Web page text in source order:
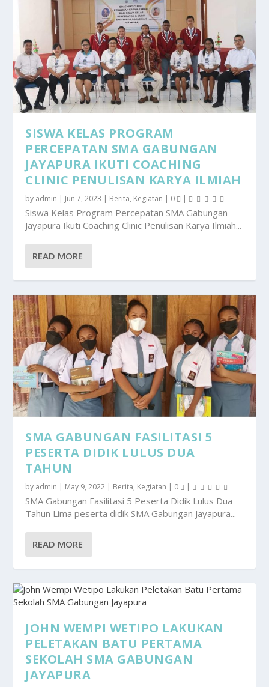
SISWA KELAS PROGRAM
PERCEPATAN SMA GABUNGAN
JAYAPURA IKUTI COACHING
CLINIC PENULISAN KARYA ILMIAH
by admin | Jun 7, 2023 | Berita, Kegiatan | 0 |
Siswa Kelas Program Percepatan SMA Gabungan
Jayapura Ikuti Coaching Clinic Penulisan Karya Ilmiah...
READ MORE
SMA GABUNGAN FASILITASI 5
PESERTA DIDIK LULUS DUA
TAHUN
by admin | May 9, 2022 | Berita, Kegiatan | 0 |
SMA Gabungan Fasilitasi 5 Peserta Didik Lulus Dua
Tahun Lima peserta didik SMA Gabungan Jayapura...
READ MORE
JOHN WEMPI WETIPO LAKUKAN
PELETAKAN BATU PERTAMA
SEKOLAH SMA GABUNGAN
JAYAPURA